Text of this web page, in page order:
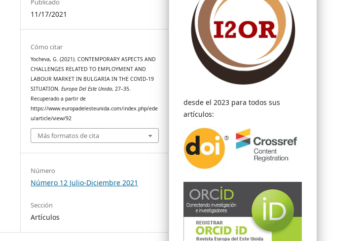
11/17/2021
Cómo citar
Yocheva, G. (2021). CONTEMPORARY ASPECTS AND
CHALLENGES RELATED TO EMPLOYMENT AND
LABOUR MARKET IN BULGARIA IN THE COVID-19
SITUATION.Europa Del Este Unida, 27–35.
Recuperado a partir de
https://www.europadelesteunida.com/index.php/ede
u/article/view/92
Más formatos de cita
Número
Número 12 Julio-Diciembre 2021
Sección
Artículos
desde el 2023 para todos sus
artículos: